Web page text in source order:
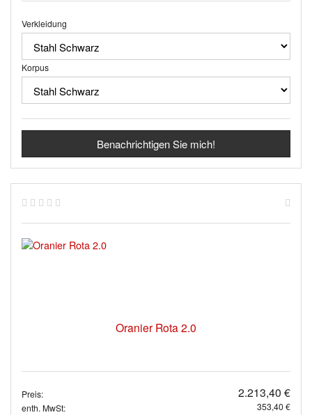
Verkleidung
Korpus
Benachrichtigen Sie mich!
Oranier Rota 2.0
Preis: 2.213,40 €
enth. MwSt: 353,40 €